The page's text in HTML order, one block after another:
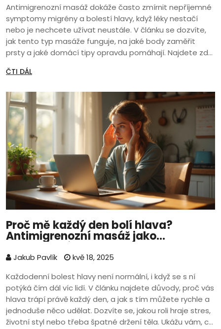
Antimigrenozní masáž dokáže často zmírnit nepříjemné
symptomy migrény a bolestí hlavy, když léky nestačí
nebo je nechcete užívat neustále. V článku se dozvíte,
jak tento typ masáže funguje, na jaké body zaměřit
prsty a jaké domácí tipy opravdu pomáhají. Najdete zde
postupů. Naučíte se také, co dělat, když vás bolest
ČTI DÁL
Proč mě každý den bolí hlava?
Antimigrenozní masáž jako
jednoduchá pomoc
Jakub Pavlík
kvě 18, 2025
Každodenní bolest hlavy není normální, i když se s ní
potýká čím dál víc lidí. V článku najdete důvody, proč vás
hlava trápí právě každý den, a jak s tím můžete rychle a
jednoduše něco udělat. Dozvíte se, jakou roli hraje stres,
životní styl nebo třeba špatné držení těla. Ukážu vám, co